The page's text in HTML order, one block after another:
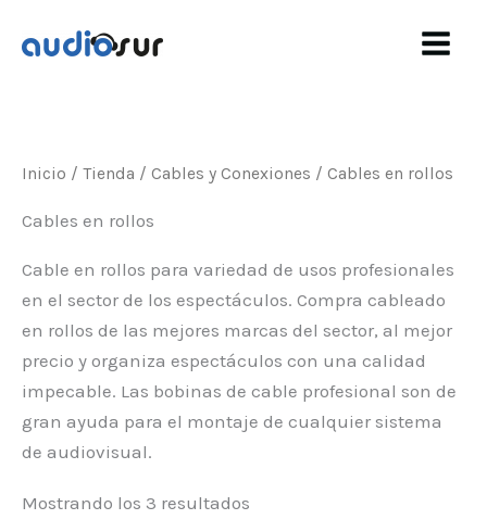
Inicio / Tienda / Cables y Conexiones / Cables en rollos
Cables en rollos
Cable en rollos para variedad de usos profesionales
en el sector de los espectáculos. Compra cableado
en rollos de las mejores marcas del sector, al mejor
precio y organiza espectáculos con una calidad
impecable. Las bobinas de cable profesional son de
gran ayuda para el montaje de cualquier sistema
de audiovisual.
Mostrando los 3 resultados